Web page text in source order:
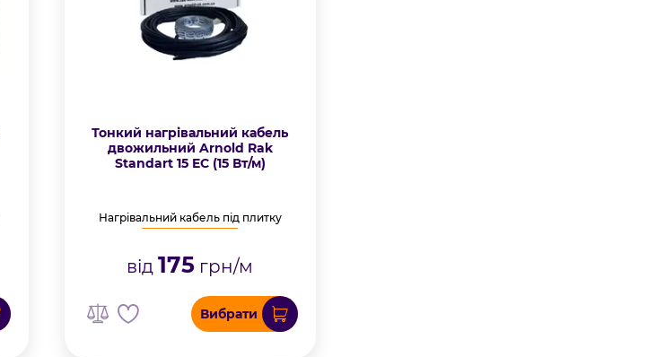
Тонкий нагрівальний кабель
двожильний Arnold Rak
Standart 15 EC (15 Вт/м)
Нагрівальний кабель під плитку
від175 грн/м
Вибрати